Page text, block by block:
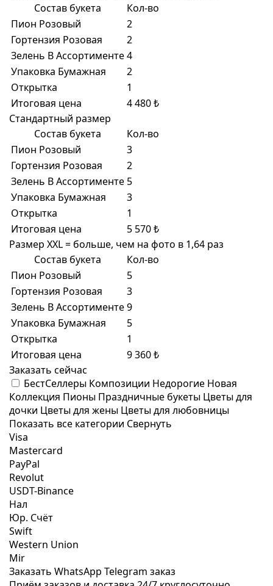
Состав букета
Кол-во
Пион Розовый
2
Гортензия Розовая
2
Зелень В Ассортименте4
Упаковка Бумажная
2
Открытка
1
Итоговая цена
4 480 ₺
Стандартный размер
Состав букета
Кол-во
Пион Розовый
3
Гортензия Розовая
2
Зелень В Ассортименте 5
Упаковка Бумажная
3
Открытка
1
Итоговая цена
5 570 ₺
Размер XXL = больше, чем на фото в 1,64 раз
Состав букета
Кол-во
Пион Розовый
5
Гортензия Розовая
3
Зелень В Ассортименте9
Упаковка Бумажная
5
Открытка
1
Итоговая цена
9 360 ₺
Заказать сейчас
БестСеллеры Композиции Недорогие Новая
Коллекция Пионы Праздничные букеты Цветы для
дочки Цветы для жены Цветы для любовницы
Показать все категории Свернуть
Visa
Mastercard
PayPal
Revolut
USDT-Binance
Нал
Юр. Счёт
Swift
Western Union
Mir
Заказать WhatsApp Telegram заказ